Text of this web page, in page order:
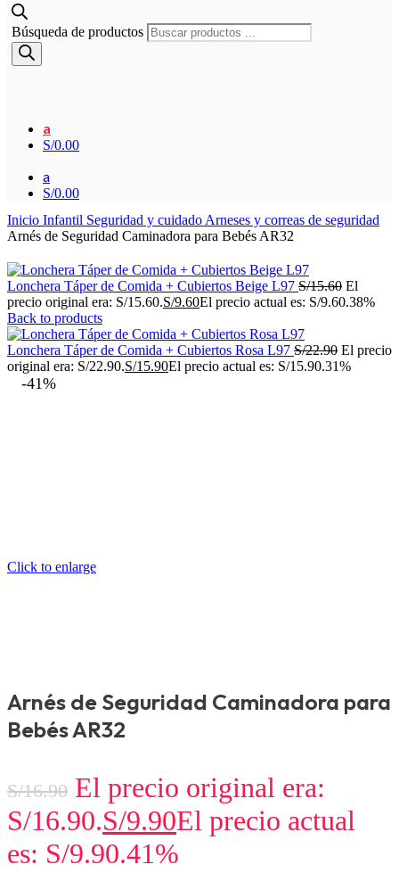
Búsqueda de productos
a
S/0.00
a
S/0.00
Inicio Infantil Seguridad y cuidado Arneses y correas de seguridad
Arnés de Seguridad Caminadora para Bebés AR32
Lonchera Táper de Comida + Cubiertos Beige L97 S/15.60 El
precio original era: S/15.60.S/9.60El precio actual es: S/9.60.38%
Back to products
Lonchera Táper de Comida + Cubiertos Rosa L97 S/22.90 El precio
original era: S/22.90.S/15.90El precio actual es: S/15.90.31%
-41%
Click to enlarge
Arnés de Seguridad Caminadora para
Bebés AR32
S/16.90 El precio original era:
S/16.90.S/9.90El precio actual
es: S/9.90.41%